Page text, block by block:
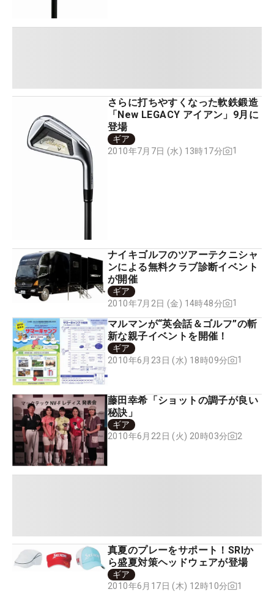
さらに打ちやすくなった軟鉄鍛造
「New LEGACY アイアン」9月に
登場
ギア
2010年7月7日 (水) 13時17分
1
ナイキゴルフのツアーテクニシャ
ンによる無料クラブ診断イベント
が開催
ギア
2010年7月2日 (金) 14時48分
1
マルマンが“英会話＆ゴルフ”の斬
新な親子イベントを開催！
ギア
2010年6月23日 (水) 18時09分
1
藤田幸希「ショットの調子が良い
秘訣」
ギア
2010年6月22日 (火) 20時03分
2
真夏のプレーをサポート！SRIか
ら盛夏対策ヘッドウェアが登場
ギア
2010年6月17日 (木) 12時10分
1